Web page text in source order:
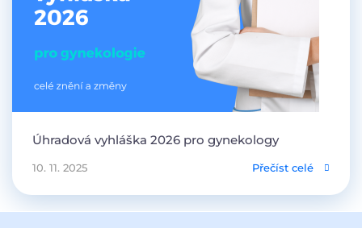
Úhradová vyhláška 2026 pro gynekology
10. 11. 2025 Přečíst celé